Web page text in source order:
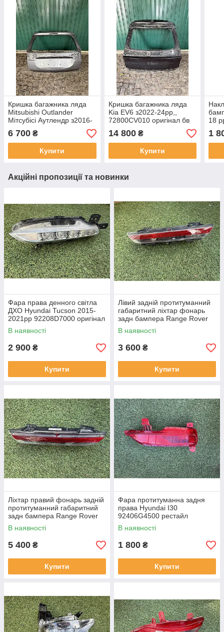
Кришка багажника ляда
Mitsubishi Outlander
Мітсубісі Аутлендр з2016-
21рр 5801B669 , оригінал
бв рестайл,,
6 700 ₴
Купити
Кришка багажника ляда
Kia EV6 з2022-24рр,,
72800CV010 оригінал бв
14 800₴
Купити
18
1
Акційні пропозиції та новинки
Фара права денного світла
ДХО Hyundai Tucson 2015-
2021рр 92208D7000 оригінал
бв відсутнє одне кріплення,
повністю робоча
В наявності
2 900 ₴
Купити
Лівий задній протитуманний
габаритний ліхтар фонарь
задн бампера Range Rover
L460 від 2021-рр LR152299
оригінал бв повністю р
В наявності
3 600 ₴
Купити
Ліхтар правий фонарь задній
протитуманний габаритний
задн бампера Range Rover
L460 від2021-рр, LR152295
оригінал повністю робо
В наявності
5 400 ₴
Купити
Фара протитуманна задня
права Hyundai I30
92406G4500 рестайл
від2020-рр оригінал бв
відсутнє одне кріплення
В наявності
1 800 ₴
Купити